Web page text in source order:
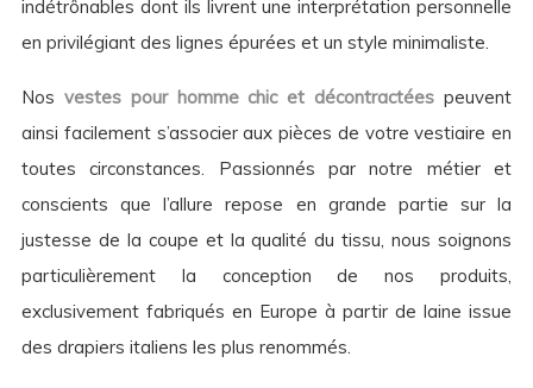
indétrônables dont ils livrent une interprétation personnelle
en privilégiant des lignes épurées et un style minimaliste.
Nos vestes pour homme chic et décontractées peuvent
ainsi facilement s’associer aux pièces de votre vestiaire en
toutes circonstances. Passionnés par notre métier et
conscients que l’allure repose en grande partie sur la
justesse de la coupe et la qualité du tissu, nous soignons
particulièrement la conception de nos produits,
exclusivement fabriqués en Europe à partir de laine issue
des drapiers italiens les plus renommés.